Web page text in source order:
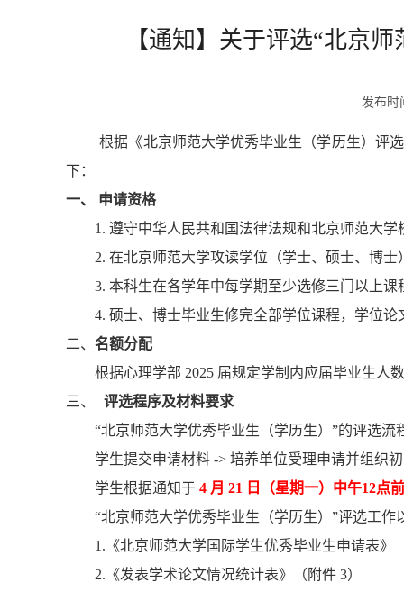
【通知】关于评选“北京
发布
根据《北京师范大学优秀毕业生（学历生）评
下：
一、 申请资格
1. 遵守中华人民共和国法律法规和北京师范大
2. 在北京师范大学攻读学位（学士、硕士、博士
3. 本科生在各学年中每学期至少选修三门以上
4. 硕士、博士毕业生修完全部学位课程，学位
二、 名额分配
根据心理学部 2025 届规定学制内应届毕业生人
三、
评选程序及材料要求
“北京师范大学优秀毕业生（学历生）”的评选流
学生提交申请材料 -> 培养单位受理申请并组织
学生根据通知于 4 月 21 日（星期一）中午12点前
“北京师范大学优秀毕业生（学历生）”评选工作
1.《北京师范大学国际学生优秀毕业生申请表》
2.《发表学术论文情况统计表》（附件 3）